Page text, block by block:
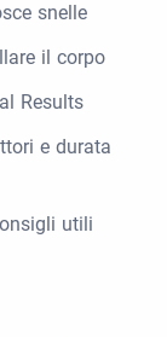
snelle
il corpo
Results
e durata
utili